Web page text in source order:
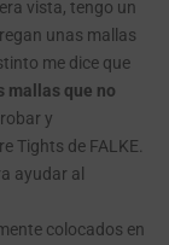
vista, tengo un
unas mallas
me dice que
mallas que no
y
Tights de FALKE.
ayudar al
colocados en